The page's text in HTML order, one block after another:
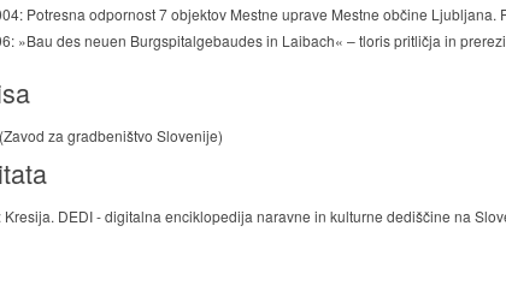
Potresna odpornost 7 objektov Mestne uprave Mestne občine Ljubljana.
»Bau des neuen Burgspitalgebaudes in Laibach« – tloris pritličja in
za gradbeništvo Slovenije)
Kresija. DEDI - digitalna enciklopedija naravne in kulturne dediščine na